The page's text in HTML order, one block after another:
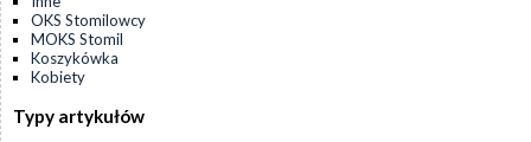
OKS Stomilowcy
MOKS Stomil
Koszykówka
Kobiety
Typy artykułów